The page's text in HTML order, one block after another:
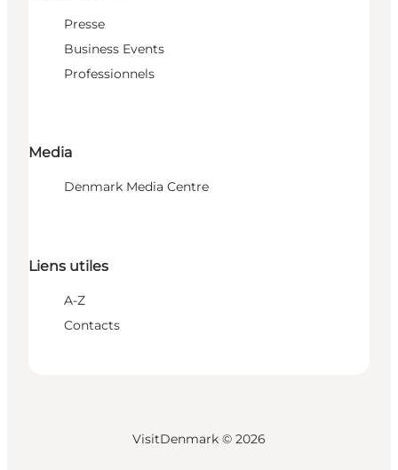
Presse
Business Events
Professionnels
Media
Denmark Media Centre
Liens utiles
A-Z
Contacts
VisitDenmark © 2026